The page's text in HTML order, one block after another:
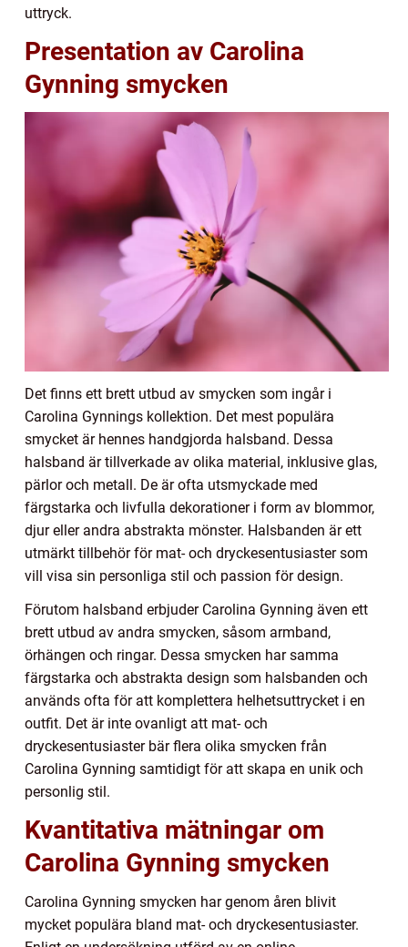
uttryck.
Presentation av Carolina
Gynning smycken
Det finns ett brett utbud av smycken som ingår i
Carolina Gynnings kollektion. Det mest populära
smycket är hennes handgjorda halsband. Dessa
halsband är tillverkade av olika material, inklusive glas,
pärlor och metall. De är ofta utsmyckade med
färgstarka och livfulla dekorationer i form av blommor,
djur eller andra abstrakta mönster. Halsbanden är ett
utmärkt tillbehör för mat- och dryckesentusiaster som
vill visa sin personliga stil och passion för design.
Förutom halsband erbjuder Carolina Gynning även ett
brett utbud av andra smycken, såsom armband,
örhängen och ringar. Dessa smycken har samma
färgstarka och abstrakta design som halsbanden och
används ofta för att komplettera helhetsuttrycket i en
outfit. Det är inte ovanligt att mat- och
dryckesentusiaster bär flera olika smycken från
Carolina Gynning samtidigt för att skapa en unik och
personlig stil.
Kvantitativa mätningar om
Carolina Gynning smycken
Carolina Gynning smycken har genom åren blivit
mycket populära bland mat- och dryckesentusiaster.